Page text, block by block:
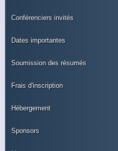
Conférenciers invités
Dates importantes
Soumission des résumés
Frais d'inscription
Hébergement
Sponsors